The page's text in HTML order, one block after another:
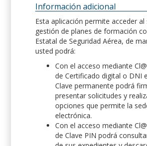
Información adicional
Esta aplicación permite acceder al
gestión de planes de formación
Estatal de Seguridad Aérea, de
usted podrá:
Con el acceso mediante
de Certificado digital o DNI
Clave permanente podrá
presentar solicitudes y
opciones que permite la
electrónica.
Con el acceso mediante
de Clave PIN podrá